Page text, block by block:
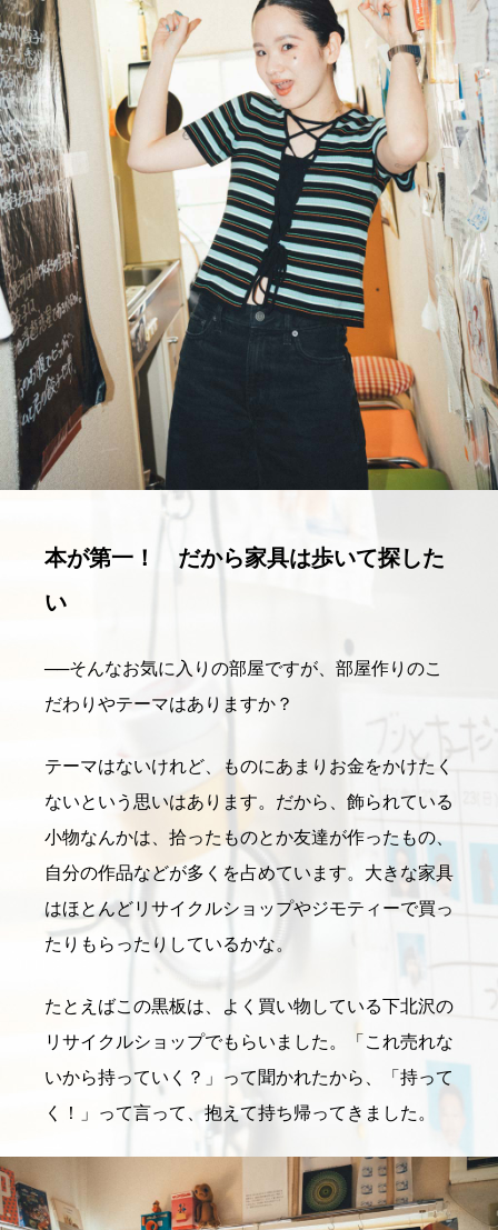
本が第一！ だから家具は歩いて探した
い
──そんなお気に入りの部屋ですが、部屋作りのこ
だわりやテーマはありますか？
テーマはないけれど、ものにあまりお金をかけたく
ないという思いはあります。だから、飾られている
小物なんかは、拾ったものとか友達が作ったもの、
自分の作品などが多くを占めています。大きな家具
はほとんどリサイクルショップやジモティーで買っ
たりもらったりしているかな。
たとえばこの黒板は、よく買い物している下北沢の
リサイクルショップでもらいました。「これ売れな
いから持っていく？」って聞かれたから、「持って
く！」って言って、抱えて持ち帰ってきました。